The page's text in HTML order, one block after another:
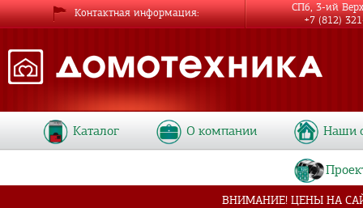
Каталог О компании Наши
Контактная информация
СПб, 3-ий
+7 (812)
ВНИМАНИЕ! ЦЕНЫ НА